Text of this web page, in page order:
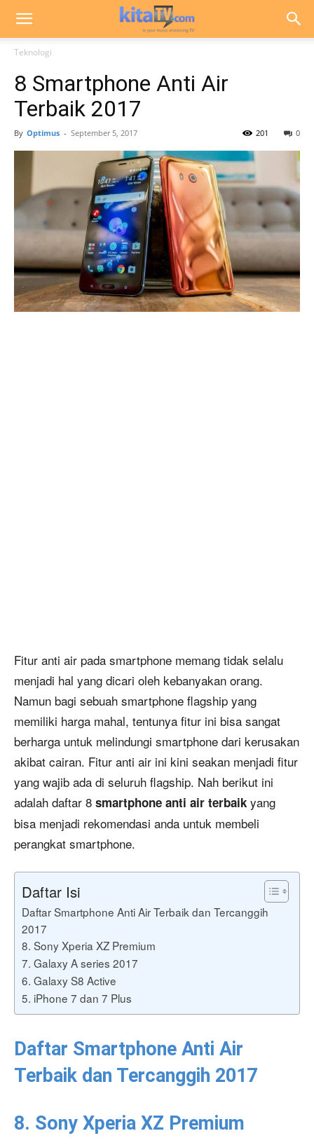
Teknologi
8 Smartphone Anti Air
Terbaik 2017
By Optimus - September 5, 2017 0
201
Fitur anti air pada smartphone memang tidak selalu
menjadi hal yang dicari oleh kebanyakan orang.
Namun bagi sebuah smartphone flagship yang
memiliki harga mahal, tentunya fitur ini bisa sangat
berharga untuk melindungi smartphone dari kerusakan
akibat cairan. Fitur anti air ini kini seakan menjadi fitur
yang wajib ada di seluruh flagship. Nah berikut ini
adalah daftar 8 smartphone anti air terbaik yang
bisa menjadi rekomendasi anda untuk membeli
perangkat smartphone.
Daftar Isi
Daftar Smartphone Anti Air Terbaik dan Tercanggih
2017
8. Sony Xperia XZ Premium
7. Galaxy A series 2017
6. Galaxy S8 Active
5. iPhone 7 dan 7 Plus
Daftar Smartphone Anti Air
Terbaik dan Tercanggih 2017
8. Sony Xperia XZ Premium